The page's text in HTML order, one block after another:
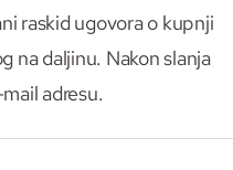
raskid ugovora o kupnji
na daljinu. Nakon slanja
adresu.